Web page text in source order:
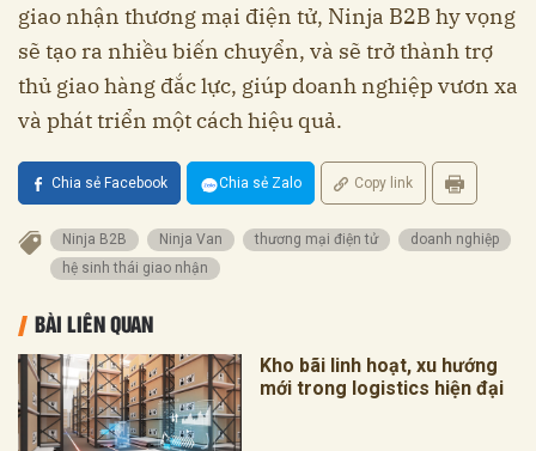
giao nhận thương mại điện tử, Ninja B2B hy vọng
sẽ tạo ra nhiều biến chuyển, và sẽ trở thành trợ
thủ giao hàng đắc lực, giúp doanh nghiệp vươn xa
và phát triển một cách hiệu quả.
Chia sẻ Facebook Chia sẻ Zalo Copy link
Ninja B2B Ninja Van thương mại điện tử
doanh nghiệp
hệ sinh thái giao nhận
BÀI LIÊN QUAN
Kho bãi linh hoạt, xu hướng
mới trong logistics hiện đại